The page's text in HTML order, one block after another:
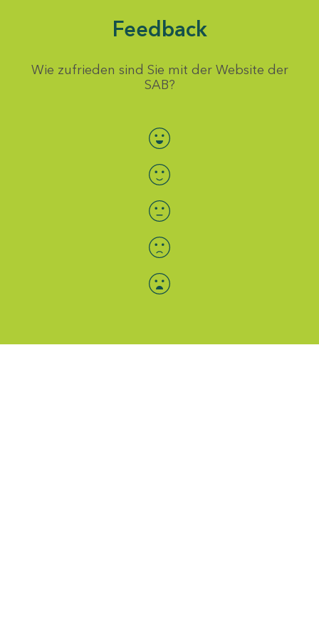
Feedback
Wie zufrieden sind Sie mit der Website der
SAB?
Bewertung auswählen